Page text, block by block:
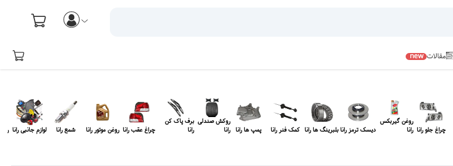
مقالات new
چراغ جلو رانا
روغن گیربکس
رانا
دیسک ترمز رانا بلبرینگ ها رانا کمک فنر رانا پمپ ها رانا
روکش صندلی
رانا
برف پاک کن
رانا
چراغ عقب رانا روغن موتور رانا شمع رانا لوازم جانبی رانا